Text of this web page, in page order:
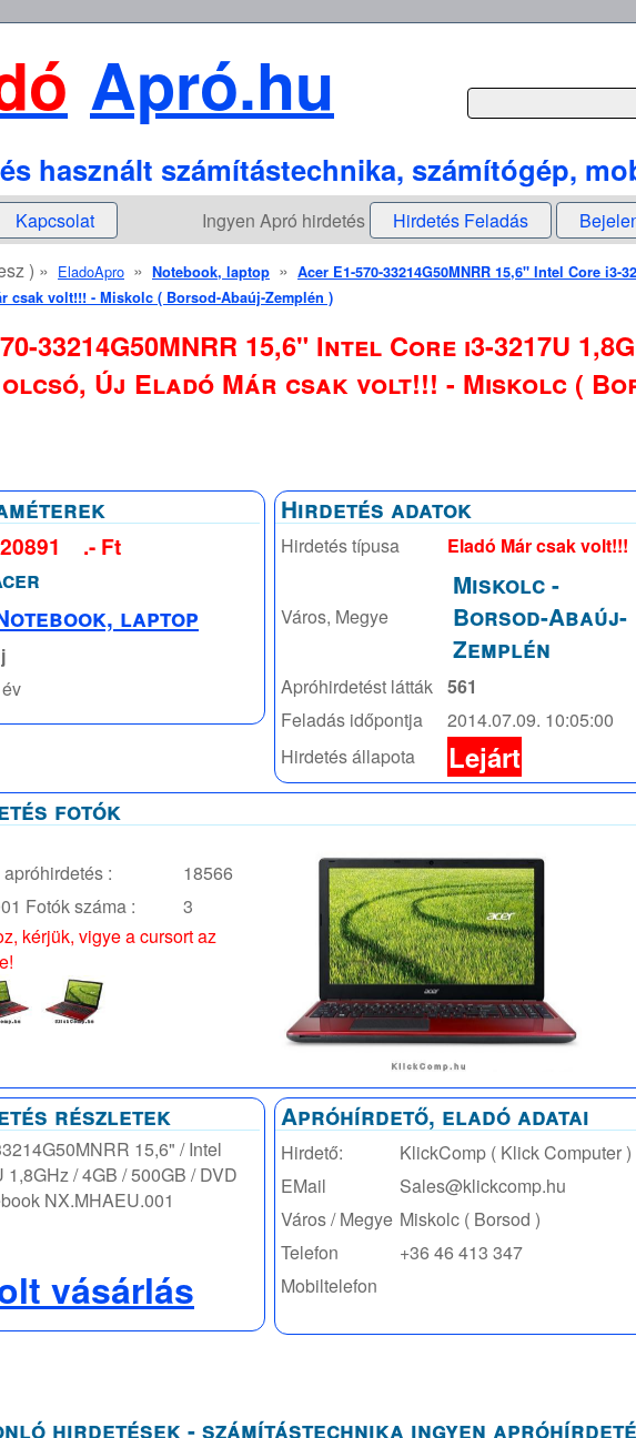
Apró.hu
használt számítástechnika, számítógép,
Kapcsolat Ingyen Apró hirdetés Hirdetés Feladás
) » EladoApro » Notebook, laptop » Acer E1-570-33214G50MNRR 15,6" Intel Core i3-
csak volt!!! - Miskolc ( Borsod-Abaúj-Zemplén )
33214G50MNRR 15,6" Intel Core i3-3217U
Új Eladó Már csak volt!!! - Miskolc (
.- Ft
laptop
Hirdetés adatok
Hirdetés típusa Eladó Már csak volt!!!
Város, Megye
Miskolc -
Borsod-Abaúj-
Zemplén
Apróhirdetést látták 561
Feladás időpontja
2014.07.09. 10:05:00
Hirdetés állapota
Lejárt
fotók
:
18566
Fotók száma :
3
kérjük, vigye a cursort az
részletek
15,6" / Intel
/ 4GB / 500GB / DVD
NX.MHAEU.001
vásárlás
Apróhírdető, eladó adatai
Hirdető:
KlickComp ( Klick Computer )
EMail
Sales@klickcomp.hu
Város / Megye Miskolc ( Borsod )
Telefon
+36 46 413 347
Mobiltelefon
hirdetések - számítástechnika ingyen